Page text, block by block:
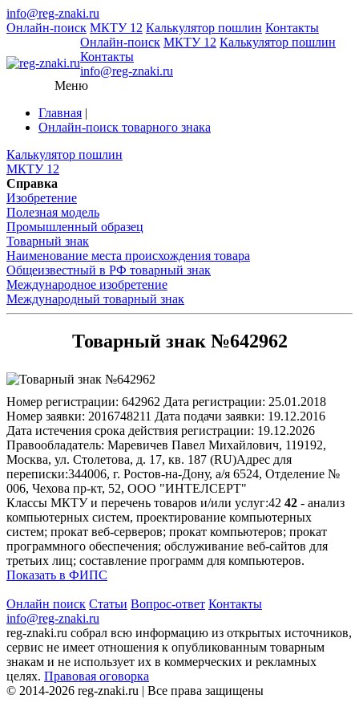
info@reg-znaki.ru
Онлайн-поиск МКТУ 12 Калькулятор пошлин Контакты
Онлайн-поиск МКТУ 12 Калькулятор пошлин
Контакты
info@reg-znaki.ru
Меню
Главная |
Онлайн-поиск товарного знака
Калькулятор пошлин
МКТУ 12
Справка
Изобретение
Полезная модель
Промышленный образец
Товарный знак
Наименование места происхождения товара
Общеизвестный в РФ товарный знак
Международное изобретение
Международный товарный знак
Товарный знак №642962
Номер регистрации: 642962 Дата регистрации: 25.01.2018
Номер заявки: 2016748211 Дата подачи заявки: 19.12.2016
Дата истечения срока действия регистрации: 19.12.2026
Правообладатель: Маревичев Павел Михайлович, 119192,
Москва, ул. Столетова, д. 17, кв. 187 (RU)Адрес для
переписки:344006, г. Ростов-на-Дону, а/я 6524, Отделение №
006, Чехова пр-кт, 52, ООО "ИНТЕЛСЕРТ"
Классы МКТУ и перечень товаров и/или услуг:42 42 - анализ
компьютерных систем, проектирование компьютерных
систем; прокат веб-серверов; прокат компьютеров; прокат
программного обеспечения; обслуживание веб-сайтов для
третьих лиц; составление программ для компьютеров.
Показать в ФИПС
Онлайн поиск Статьи Вопрос-ответ Контакты
info@reg-znaki.ru
reg-znaki.ru собрал всю информацию из открытых источников,
сервис не имеет отношения к опубликованным товарным
знакам и не использует их в коммерческих и рекламных
целях. Правовая оговорка
© 2014-2026 reg-znaki.ru | Все права защищены